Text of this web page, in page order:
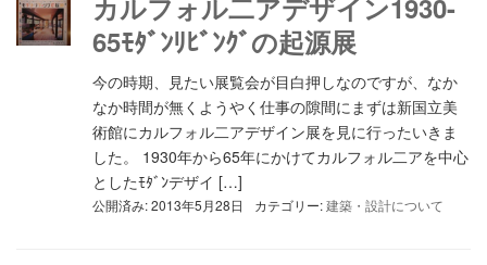
カルフォル二アデザイン1930-
65ﾓﾀﾞﾝﾘﾋﾞﾝｸﾞの起源展
今の時期、見たい展覧会が目白押しなのですが、なか
なか時間が無くようやく仕事の隙間にまずは新国立美
術館にカルフォル二アデザイン展を見に行ったいきま
した。 1930年から65年にかけてカルフォル二アを中心
としたﾓﾀﾞﾝデザイ […]
公開済み: 2013年5月28日 カテゴリー:建築・設計について